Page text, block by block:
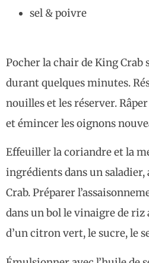
sel & poivre
Pocher la chair de King Crab
durant quelques minutes.
nouilles et les réserver.
et émincer les oignons
Effeuiller la coriandre et la
ingrédients dans un saladier,
Crab. Préparer
dans un bol le vinaigre de riz
d’un citron vert, le sucre, le